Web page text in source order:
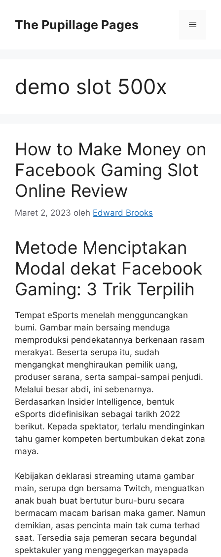
The Pupillage Pages Menu
demo slot 500x
How to Make Money on
Facebook Gaming Slot
Online Review
Maret 2, 2023 oleh Edward Brooks
Metode Menciptakan
Modal dekat Facebook
Gaming: 3 Trik Terpilih
Tempat eSports menelah mengguncangkan
bumi. Gambar main bersaing menduga
memproduksi pendekatannya berkenaan rasam
merakyat. Beserta serupa itu, sudah
mengangkat menghiraukan pemilik uang,
produser sarana, serta sampai-sampai penjudi.
Melalui besar abdi, ini sebenarnya.
Berdasarkan Insider Intelligence, bentuk
eSports didefinisikan sebagai tarikh 2022
berikut. Kepada spektator, terlalu mendinginkan
tahu gamer kompeten bertumbukan dekat zona
maya.
Kebijakan deklarasi streaming utama gambar
main, serupa dgn bersama Twitch, menguatkan
anak buah buat bertutur buru-buru secara
bermacam macam barisan maka gamer. Namun
demikian, asas pencinta main tak cuma terhad
saat. Tersedia saja pemeran secara begundal
spektakuler yang menggegerkan mayapada